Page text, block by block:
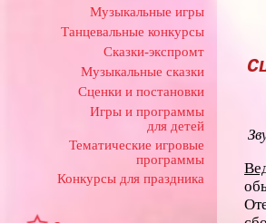
Музыкальные игры
Танцевальные конкурсы
Сказки-экспромт
Музыкальные сказки
Сценки и постановки
Игры и программы
для детей
Тематические игровые
программы
Конкурсы для праздника